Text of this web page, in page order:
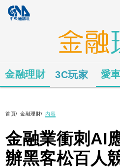
金融理財 3C玩家 愛
首頁/ 金融理財/ 內容
金融業衝刺AI
辦黑客松百人